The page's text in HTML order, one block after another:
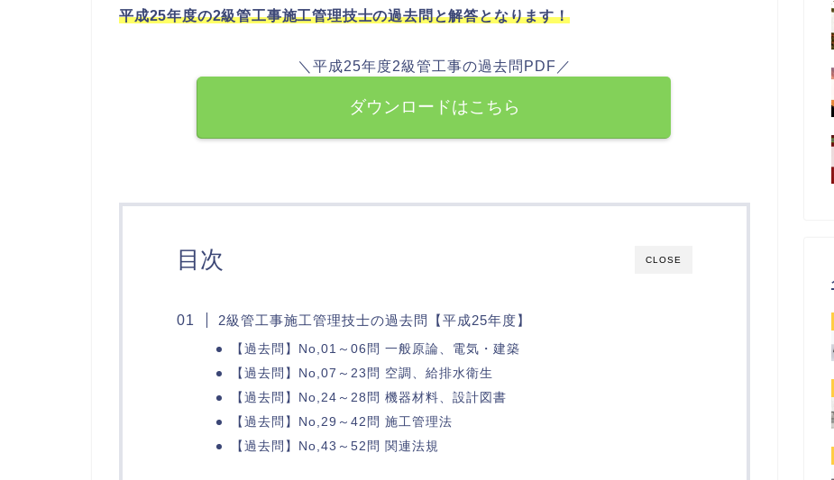
平成25年度の2級管工事施工管理技士の過去問と解答となります！
＼平成25年度2級管工事の過去問PDF／
ダウンロードはこちら
CLOSE
目次
2級管工事施工管理技士の過去問【平成25年度】
【過去問】No,01～06問 一般原論、電気・建築
【過去問】No,07～23問 空調、給排水衛生
【過去問】No,24～28問 機器材料、設計図書
【過去問】No,29～42問 施工管理法
【過去問】No,43～52問 関連法規